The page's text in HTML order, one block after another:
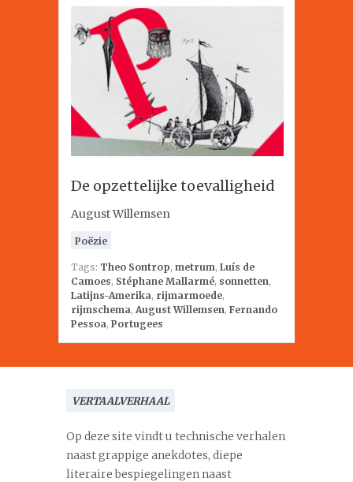
De opzettelijke toevalligheid
August Willemsen
Poëzie
Tags: Theo Sontrop, metrum, Luís de
Camoes, Stéphane Mallarmé, sonnetten,
Latijns-Amerika, rijmarmoede,
rijmschema, August Willemsen, Fernando
Pessoa, Portugees
VERTAALVERHAAL
Op deze site vindt u technische verhalen
naast grappige anekdotes, diepe
literaire bespiegelingen naast